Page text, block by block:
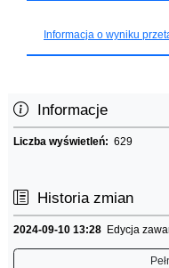
Informacja o wyniku
Informacje
Liczba wyświetleń: 629
Historia zmian
2024-09-10 13:28 Edycja